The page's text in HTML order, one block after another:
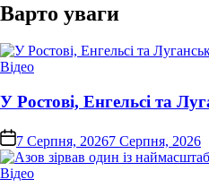
Варто уваги
Опублікувати
Відео
У Ростові, Енгельсі та
on 7 Серпня, 20267 Серпня, 2026
Опублікувати
Відео